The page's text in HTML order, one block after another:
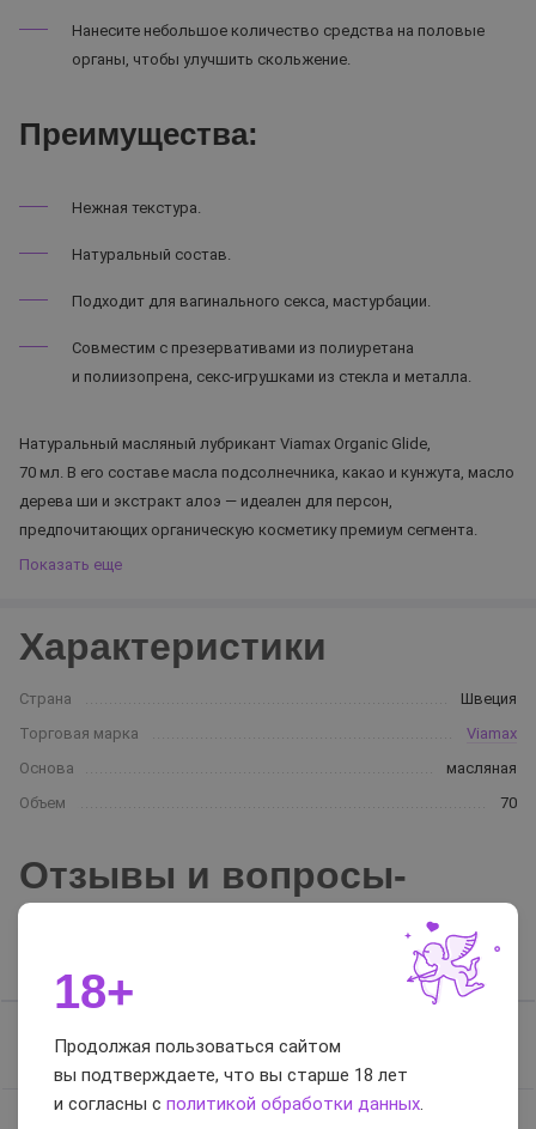
Нанесите небольшое количество средства на половые
органы, чтобы улучшить скольжение.
Преимущества:
Нежная текстура.
Натуральный состав.
Подходит для вагинального секса, мастурбации.
Совместим с презервативами из полиуретана
и полиизопрена, секс-игрушками из стекла и металла.
Натуральный масляный лубрикант Viamax Organic Glide,
70 мл. В его составе масла подсолнечника, какао и кунжута, масло
дерева ши и экстракт алоэ — идеален для персон,
предпочитающих органическую косметику премиум сегмента.
Показать еще
Характеристики
Страна
Швеция
Торговая марка
Viamax
Основа
масляная
Объем
70
Отзывы и вопросы-
ответы
Отзывов нет, будьте первым
18+
Продолжая пользоваться сайтом
вы подтверждаете, что вы старше 18 лет
и согласны с политикой обработки данных.